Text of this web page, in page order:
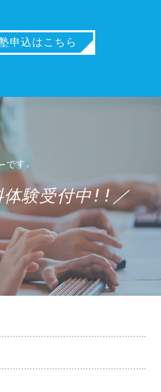
申込はこちら
体験受付中!!／